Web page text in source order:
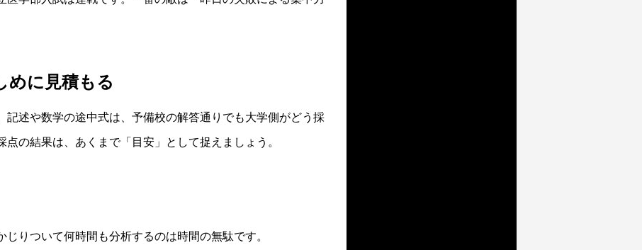
めに見積もる
記述や数学の途中式は、予備校の解答通りでも大学側がどう採
の結果は、あくまで「目安」として捉えましょう。
りついて何時間も分析するのは時間の無駄です。